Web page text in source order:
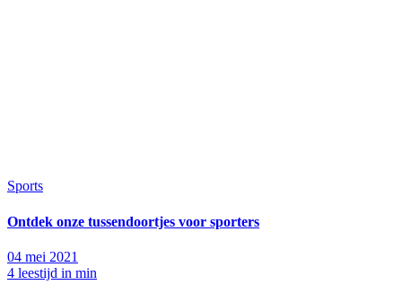
Sports
Ontdek onze tussendoortjes voor sporters
04 mei 2021
4 leestijd in min